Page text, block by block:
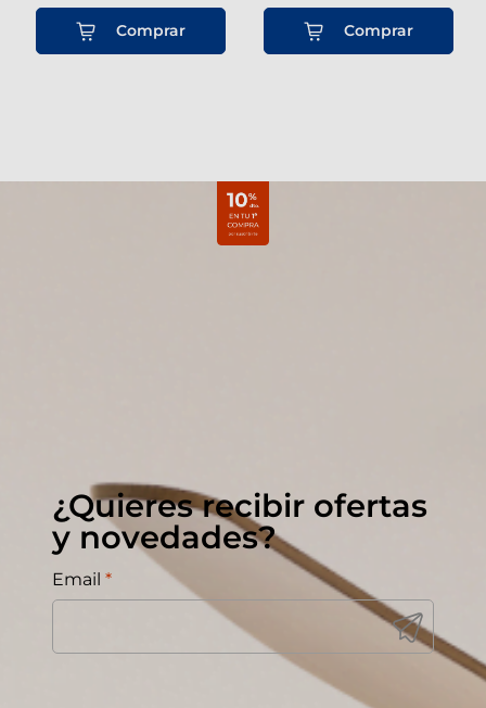
Comprar Comprar
¿Quieres recibir ofertas
y novedades?
Email *